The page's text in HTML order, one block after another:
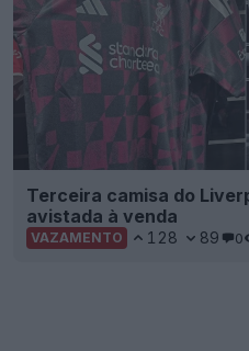
Terceira camisa do
avistada à venda
VAZAMENTO 128 89 0